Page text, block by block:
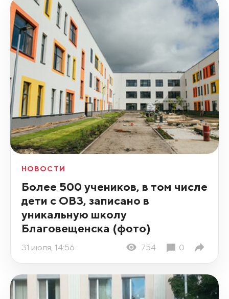
НОВОСТИ
Более 500 учеников, в том числе
дети с ОВЗ, записано в
уникальную школу
Благовещенска (фото)
31 июля, 14:56 754 0